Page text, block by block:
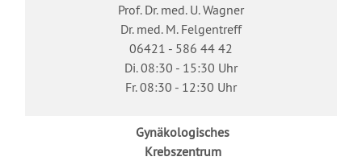
Prof. Dr. med. U. Wagner
Dr. med. M. Felgentreff
06421 - 586 44 42
Di. 08:30 - 15:30 Uhr
Fr. 08:30 - 12:30 Uhr
Gynäkologisches
Krebszentrum